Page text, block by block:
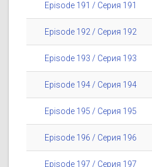
Episode 191 / Серия 191
Episode 192 / Серия 192
Episode 193 / Серия 193
Episode 194 / Серия 194
Episode 195 / Серия 195
Episode 196 / Серия 196
Episode 197 / Серия 197